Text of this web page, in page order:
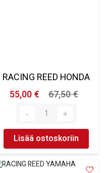
RACING REED HONDA
55,00 €
67,50 €
Lisää ostoskoriin